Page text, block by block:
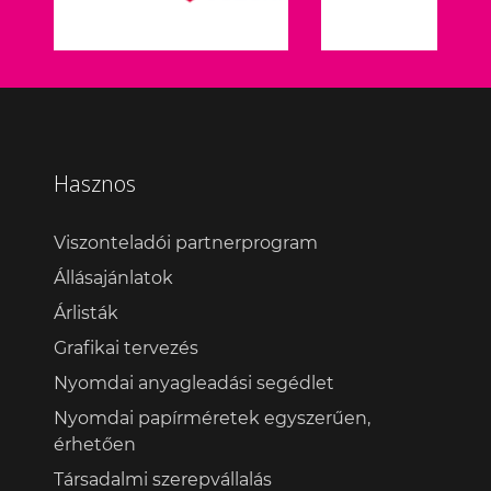
Hasznos
Viszonteladói partnerprogram
Állásajánlatok
Árlisták
Grafikai tervezés
Nyomdai anyagleadási segédlet
Nyomdai papírméretek egyszerűen,
érhetően
Társadalmi szerepvállalás